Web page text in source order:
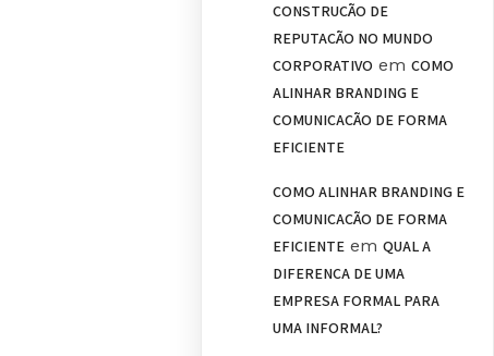
CONSTRUÇÃO DE
REPUTAÇÃO NO MUNDO
CORPORATIVO emCOMO
ALINHAR BRANDING E
COMUNICAÇÃO DE FORMA
EFICIENTE
COMO ALINHAR BRANDING E
COMUNICAÇÃO DE FORMA
EFICIENTE emQUAL A
DIFERENÇA DE UMA
EMPRESA FORMAL PARA
UMA INFORMAL?